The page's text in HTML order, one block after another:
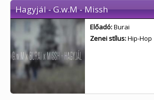
Hagyjál - G.w.M - Missh
Előadó:Burai
Zenei stílus:Hip-Hop